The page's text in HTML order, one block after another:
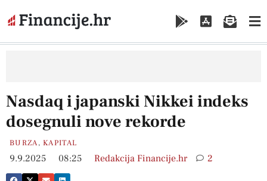
Nasdaq i japanski Nikkei indeks
dosegnuli nove rekorde
BURZA,KAPITAL
9.9.2025 08:25 Redakcija Financije.hr 2